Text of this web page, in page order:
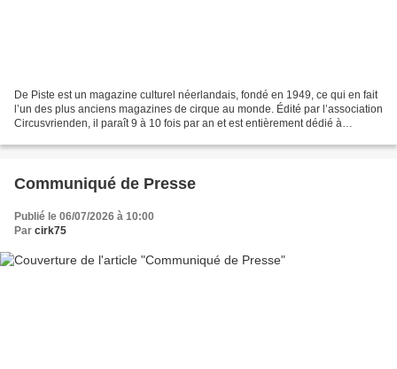
De Piste est un magazine culturel néerlandais, fondé en 1949, ce qui en fait
l’un des plus anciens magazines de cirque au monde. Édité par l’association
Circusvrienden, il paraît 9 à 10 fois par an et est entièrement dédié à
Communiqué de Presse
Publié le 06/07/2026 à 10:00
Par cirk75